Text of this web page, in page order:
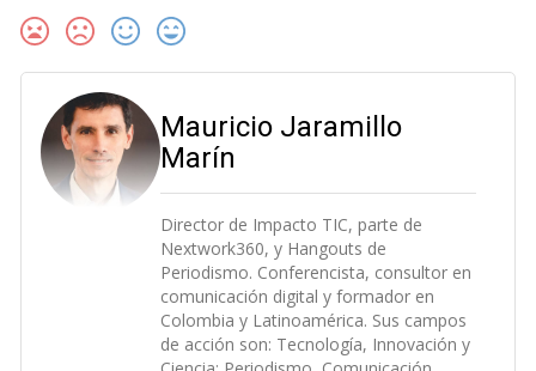
Mauricio Jaramillo
Marín
Director de Impacto TIC, parte de
Nextwork360, y Hangouts de
Periodismo. Conferencista, consultor en
comunicación digital y formador en
Colombia y Latinoamérica. Sus campos
de acción son: Tecnología, Innovación y